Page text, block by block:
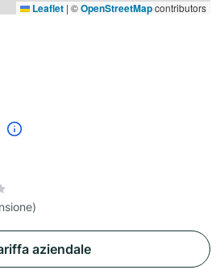
Leaflet | ©OpenStreetMapcontributors
aziendale